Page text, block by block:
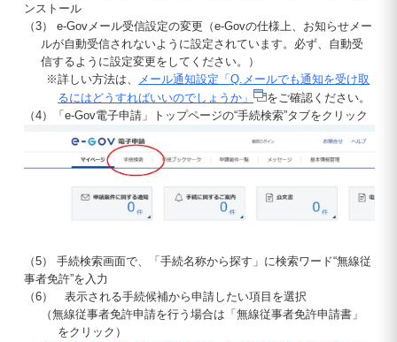
ンストール
（3） e-Govメール受信設定の変更（e-Govの仕様上、お知らせメー
ルが自動受信されないように設定されています。必ず、自動受
信するように設定変更をしてください。）
※詳しい方法は、
メール通知設定「Q.メールでも通知を受け取
るにはどうすればいいのでしょうか」
をご確認ください。
（4）「e-Gov電子申請」トップページの“手続検索”タブをクリック
（5） 手続検索画面で、「手続名称から探す」に検索ワード“無線従
事者免許”を入力
（6） 表示される手続候補から申請したい項目を選択
（無線従事者免許申請を行う場合は「無線従事者免許申請書」
をクリック）